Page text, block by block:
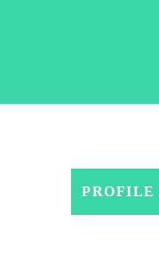
PROFILE